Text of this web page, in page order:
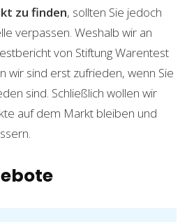
zu finden, sollten Sie jedoch
verpassen. Weshalb wir an
von Stiftung Warentest
wir sind erst zufrieden, wenn Sie
sind. Schließlich wollen wir
auf dem Markt bleiben und